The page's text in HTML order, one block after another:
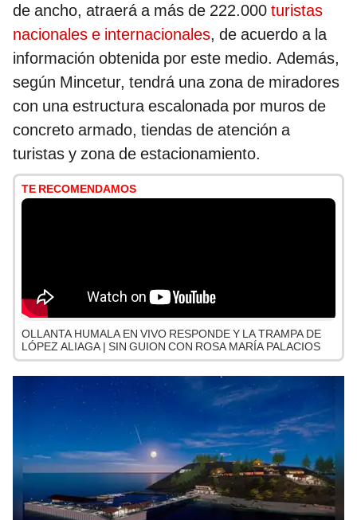
de ancho, atraerá a más de 222.000 turistas
nacionales e internacionales, de acuerdo a la
información obtenida por este medio. Además,
según Mincetur, tendrá una zona de miradores
con una estructura escalonada por muros de
concreto armado, tiendas de atención a
turistas y zona de estacionamiento.
TE RECOMENDAMOS
OLLANTA HUMALA EN VIVO RESPONDE Y LA TRAMPA DE
LÓPEZ ALIAGA | SIN GUION CON ROSA MARÍA PALACIOS